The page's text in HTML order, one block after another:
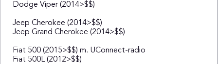
Dodge Viper (2014>$$)
Jeep Cherokee (2014>$$)
Jeep Grand Cherokee (2014>$$)
Fiat 500 (2015>$$) m. UConnect-radio
Fiat 500L (2012>$$)